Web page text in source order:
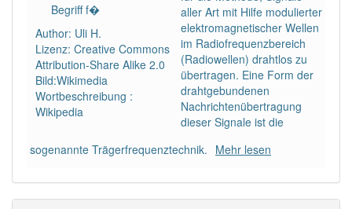
Wörter mit Endung -funktechnik: 2
Wörter mit Endung-funktechnikaber mit einem
anderen Artikel die: 0
86% unserer Spielapp-Nutzer haben den Artikel
korrekt erraten.
Author: Uli H.
Lizenz: Creative Commons
Attribution-Share Alike 2.0
Bild:Wikimedia
Wortbeschreibung :
Wikipedia
aller Art mit Hilfe modulierter
elektromagnetischer Wellen
im Radiofrequenzbereich
(Radiowellen) drahtlos zu
übertragen. Eine Form der
drahtgebundenen
Nachrichtenübertragung
dieser Signale ist die
sogenannte Trägerfrequenztechnik. Mehr lesen